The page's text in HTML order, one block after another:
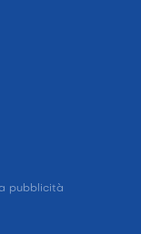
pubblicità